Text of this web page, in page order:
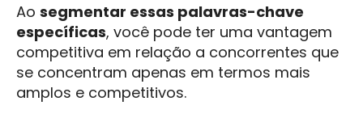
Ao segmentar essas palavras-chave
específicas, você pode ter uma vantagem
competitiva em relação a concorrentes que
se concentram apenas em termos mais
amplos e competitivos.